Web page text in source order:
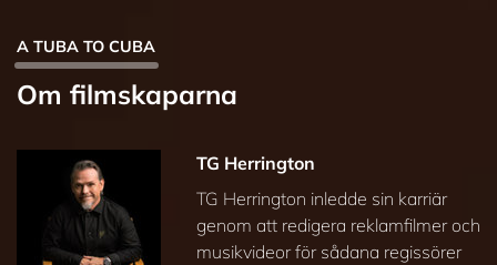
A TUBA TO CUBA
Om filmskaparna
TG Herrington
TG Herrington inledde sin karriär
genom att redigera reklamfilmer och
musikvideor för sådana regissörer